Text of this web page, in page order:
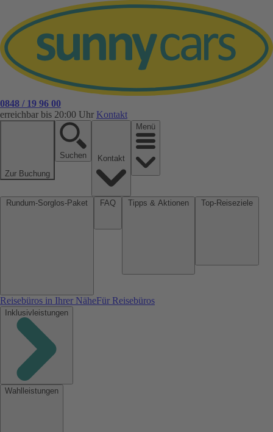
0848 / 19 96 00
erreichbar bis 20:00 Uhr Kontakt
Zur Buchung
Suchen
Menü
Reisebüros in Ihrer NäheFür Reisebüros
Inklusivleistungen
Wahlleistungen